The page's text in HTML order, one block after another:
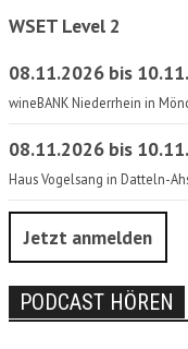
WSET Level 2
08.11.2026 bis
wineBANK Niederrhein in
08.11.2026 bis
Haus Vogelsang in Datteln-
Jetzt anmelden
PODCAST HÖREN